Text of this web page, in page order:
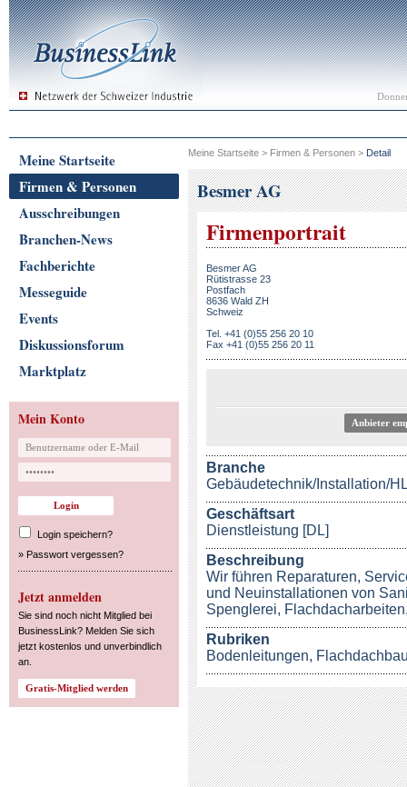
Meine Startseite
Firmen & Personen
Ausschreibungen
Branchen-News
Fachberichte
Messeguide
Events
Diskussionsforum
Marktplatz
Mein Konto
Login speichern?
» Passwort vergessen?
Jetzt anmelden
Sie sind noch nicht Mitglied bei
BusinessLink? Melden Sie sich
jetzt kostenlos und unverbindlich
an.
Meine Startseite > Firmen & Personen > Detail
Besmer AG
Firmenportrait
Besmer AG
Rütistrasse 23
Postfach
8636 Wald ZH
Schweiz
Tel. +41 (0)55 256 20 10
Fax +41 (0)55 256 20 11
Anbieter
Branche
Gebäudetechnik/Installation/
Geschäftsart
Dienstleistung [DL]
Beschreibung
Wir führen Reparaturen,
und Neuinstallationen von
Spenglerei,
Rubriken
Bodenleitungen,